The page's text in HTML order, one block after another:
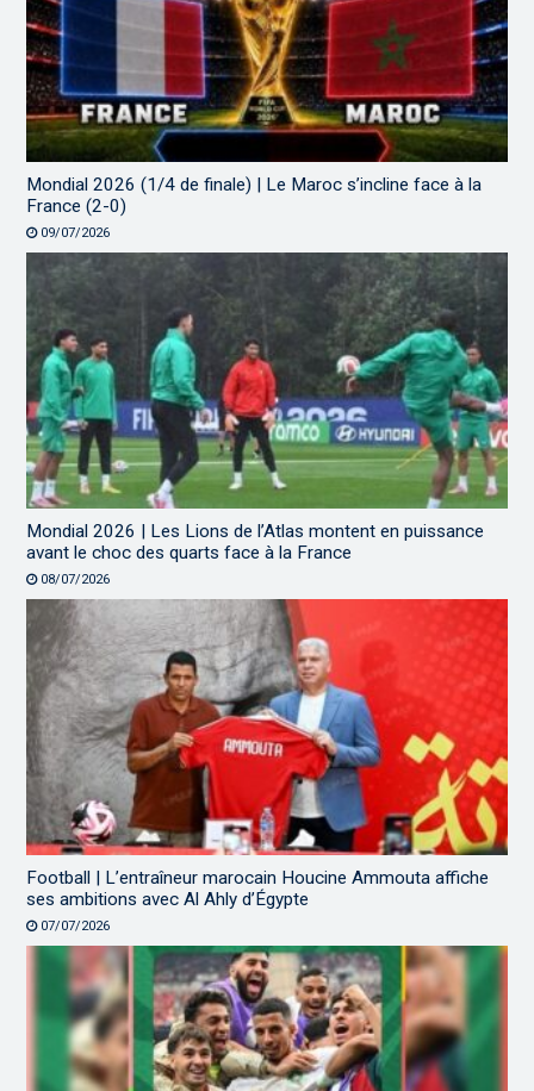
Mondial 2026 (1/4 de finale) | Le Maroc s’incline face à la
France (2-0)
09/07/2026
Mondial 2026 | Les Lions de l’Atlas montent en puissance
avant le choc des quarts face à la France
08/07/2026
Football | L’entraîneur marocain Houcine Ammouta affiche
ses ambitions avec Al Ahly d’Égypte
07/07/2026